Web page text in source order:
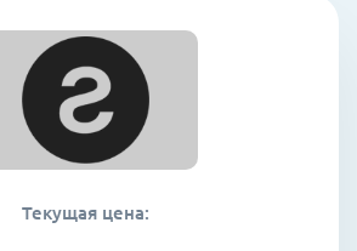
Новости
Текущая цена: